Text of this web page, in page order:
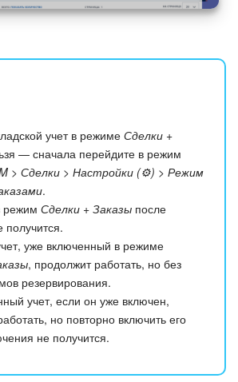
учет в режиме Сделки +
— сначала перейдите в режим
> Сделки > Настройки (⚙️) > Режим
.
режим Сделки + Заказы после
получится.
уже включенный в режиме
, продолжит работать, но без
резервирования.
учет, если он уже включен,
но повторно включить его
не получится.